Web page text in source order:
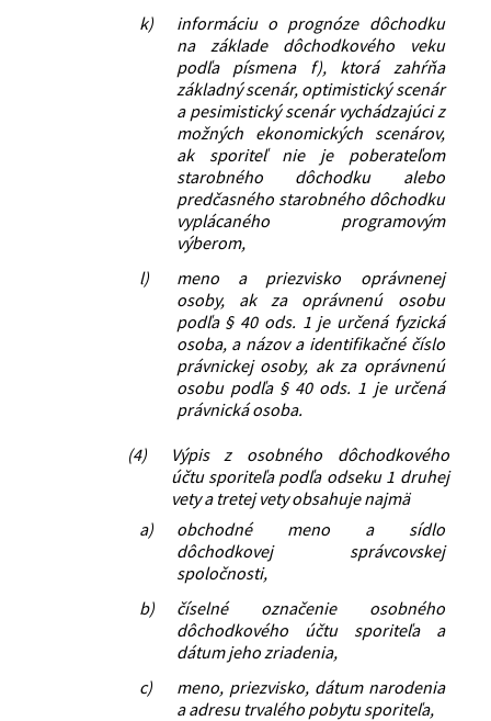
k)
informáciu o prognóze dôchodku
na základe dôchodkového veku
podľa písmena f), ktorá zahŕňa
základný scenár, optimistický scenár
a pesimistický scenár vychádzajúci z
možných ekonomických scenárov,
ak sporiteľ nie je poberateľom
starobného dôchodku alebo
predčasného starobného dôchodku
vyplácaného programovým
výberom,
l)
meno a priezvisko oprávnenej
osoby, ak za oprávnenú osobu
podľa § 40 ods. 1 je určená fyzická
osoba, a názov a identifikačné číslo
právnickej osoby, ak za oprávnenú
osobu podľa § 40 ods. 1 je určená
právnická osoba.
(4)
Výpis z osobného dôchodkového
účtu sporiteľa podľa odseku 1 druhej
vety a tretej vety obsahuje najmä
a)
obchodné meno a sídlo
dôchodkovej správcovskej
spoločnosti,
b)
číselné označenie osobného
dôchodkového účtu sporiteľa a
dátum jeho zriadenia,
c)
meno, priezvisko, dátum narodenia
a adresu trvalého pobytu sporiteľa,